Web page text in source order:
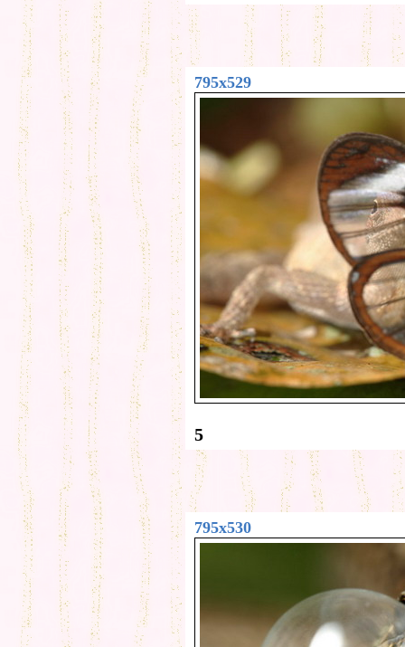
795x529
5
795x530